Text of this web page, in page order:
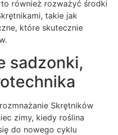
również rozważyć środki
takie jak
które skutecznie
sadzonki,
Skrętników
zimy, kiedy roślina
do nowego cyklu